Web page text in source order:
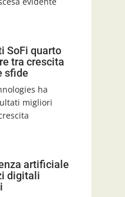
SoFi quarto
tra crescita
sfide
ha
migliori
artificiale
digitali